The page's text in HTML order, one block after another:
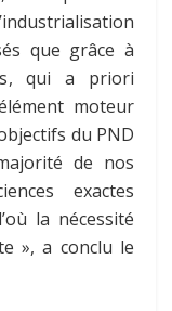
que grâce à
qui a priori
moteur
du PND
de nos
exactes
la nécessité
», a conclu le